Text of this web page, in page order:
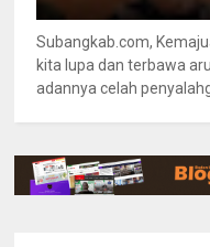
Subangkab.com,
kita lupa dan terbawa
adannya celah